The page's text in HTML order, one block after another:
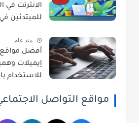
الانترنت في
للمبتدئين في 2025
منذ عام
أفضل
إيميلات
للاستخدام
مواقع التواصل